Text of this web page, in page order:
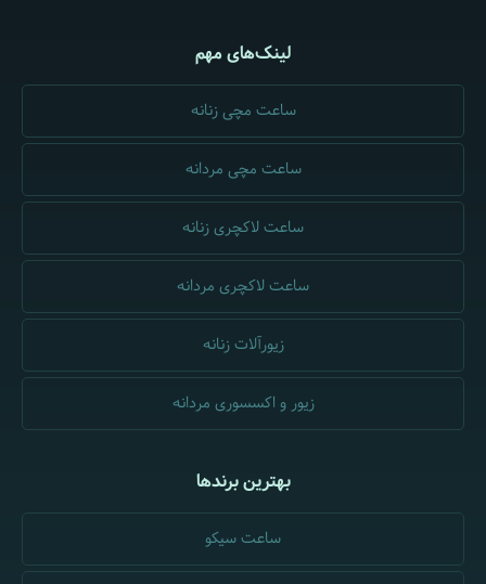
لینک‌های مهم
ساعت مچی زنانه
ساعت مچی مردانه
ساعت لاکچری زنانه
ساعت لاکچری مردانه
زیورآلات زنانه
زیور و اکسسوری مردانه
بهترین برندها
ساعت سیکو